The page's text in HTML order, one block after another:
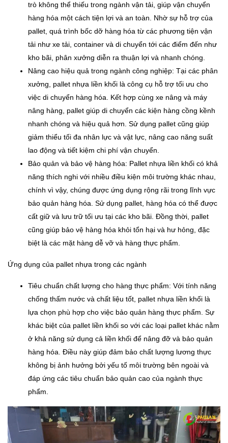
trò không thể thiếu trong ngành vận tải, giúp vận chuyển
hàng hóa một cách tiện lợi và an toàn. Nhờ sự hỗ trợ của
pallet, quá trình bốc dỡ hàng hóa từ các phương tiện vận
tải như xe tải, container và di chuyển tới các điểm đến như
kho bãi, phân xưởng diễn ra thuận lợi và nhanh chóng.
Nâng cao hiệu quả trong ngành công nghiệp: Tại các phân
xưởng, pallet nhựa liền khối là công cụ hỗ trợ tối ưu cho
việc di chuyển hàng hóa. Kết hợp cùng xe nâng và máy
nâng hàng, pallet giúp di chuyển các kiện hàng cồng kềnh
nhanh chóng và hiệu quả hơn. Sử dụng pallet cũng giúp
giảm thiểu tối đa nhân lực và vật lực, nâng cao năng suất
lao động và tiết kiệm chi phí vận chuyển.
Bảo quản và bảo vệ hàng hóa: Pallet nhựa liền khối có khả
năng thích nghi với nhiều điều kiện môi trường khác nhau,
chính vì vậy, chúng được ứng dụng rộng rãi trong lĩnh vực
bảo quản hàng hóa. Sử dụng pallet, hàng hóa có thể được
cất giữ và lưu trữ tối ưu tại các kho bãi. Đồng thời, pallet
cũng giúp bảo vệ hàng hóa khỏi tổn hại và hư hỏng, đặc
biệt là các mặt hàng dễ vỡ và hàng thực phẩm.
Ứng dụng của pallet nhựa trong các ngành
Tiêu chuẩn chất lượng cho hàng thực phẩm: Với tính năng
chống thấm nước và chất liệu tốt, pallet nhựa liền khối là
lựa chọn phù hợp cho việc bảo quản hàng thực phẩm. Sự
khác biệt của pallet liền khối so với các loại pallet khác nằm
ở khả năng sử dụng cả liền khối để nâng đỡ và bảo quản
hàng hóa. Điều này giúp đảm bảo chất lượng lương thực
không bị ảnh hưởng bởi yếu tố môi trường bên ngoài và
đáp ứng các tiêu chuẩn bảo quản cao của ngành thực
phẩm.